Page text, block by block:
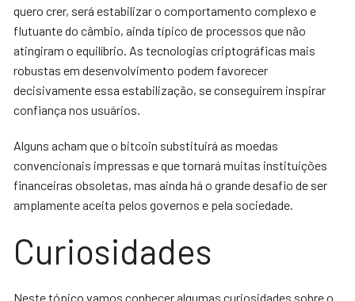
quero crer, será estabilizar o comportamento complexo e
flutuante do câmbio, ainda típico de processos que não
atingiram o equilíbrio. As tecnologias criptográficas mais
robustas em desenvolvimento podem favorecer
decisivamente essa estabilização, se conseguirem inspirar
confiança nos usuários.
Alguns acham que o bitcoin substituirá as moedas
convencionais impressas e que tornará muitas instituições
financeiras obsoletas, mas ainda há o grande desafio de ser
amplamente aceita pelos governos e pela sociedade.
Curiosidades
Neste tópico vamos conhecer algumas curiosidades sobre o